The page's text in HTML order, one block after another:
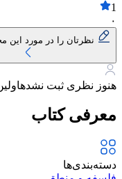
1
۰
نظرتان را در مورد این
هنوز نظری ثبت نشده
معرفی کتاب
دسته‌بندی‌ها